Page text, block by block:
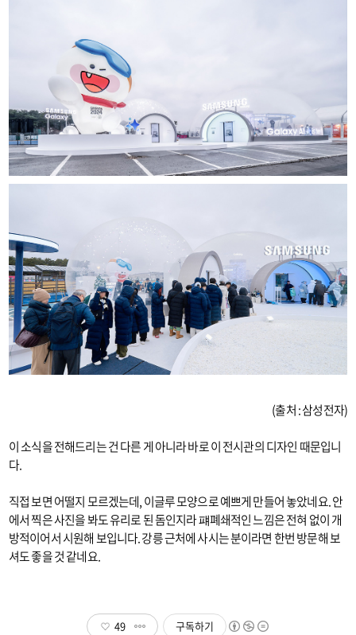
(출처 : 삼성전자)
이 소식을 전해드리는 건 다른 게 아니라 바로 이 전시관의 디자인 때문입니
다.
직접 보면 어떨지 모르겠는데, 이글루 모양으로 예쁘게 만들어 놓았네요. 안
에서 찍은 사진을 봐도 유리로 된 돔인지라 퍠폐쇄적인 느낌은 전혀 없이 개
방적이어서 시원해 보입니다. 강릉 근처에 사시는 분이라면 한번 방문해 보
셔도 좋을 것 같네요.
49 구독하기